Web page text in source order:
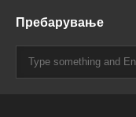
Пребарување